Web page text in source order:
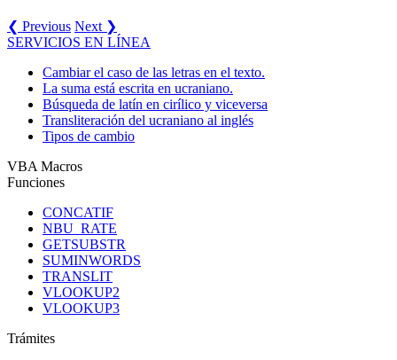
❮ Previous Next ❯
SERVICIOS EN LÍNEA
Cambiar el caso de las letras en el texto.
La suma está escrita en ucraniano.
Búsqueda de latín en cirílico y viceversa
Transliteración del ucraniano al inglés
Tipos de cambio
VBA Macros
Funciones
CONCATIF
NBU_RATE
GETSUBSTR
SUMINWORDS
TRANSLIT
VLOOKUP2
VLOOKUP3
Trámites